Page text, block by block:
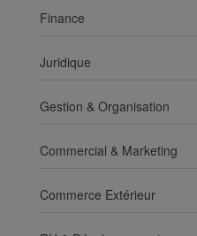
Finance
Juridique
Gestion & Organisation
Commercial & Marketing
Commerce Extérieur